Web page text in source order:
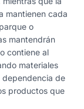
mantienen cada
o
mantendrán
contiene al
materiales
dependencia de
productos que